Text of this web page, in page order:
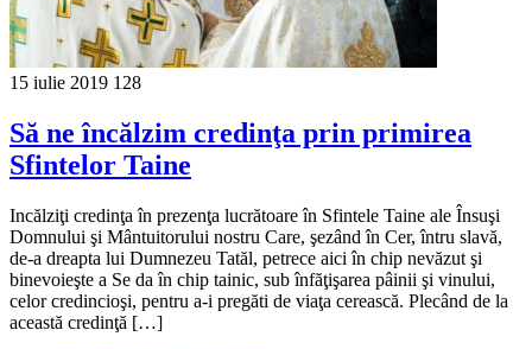
15 iulie 2019 128
Să ne încălzim credinţa prin primirea
Sfintelor Taine
Incălziţi credinţa în prezenţa lucrătoare în Sfintele Taine ale Însuşi
Domnului şi Mântuitorului nostru Care, şezând în Cer, întru slavă,
de-a dreapta lui Dumnezeu Tatăl, petrece aici în chip nevăzut şi
binevoieşte a Se da în chip tainic, sub înfăţişarea pâinii şi vinului,
celor credincioşi, pentru a-i pregăti de viaţa cerească. Plecând de la
această credinţă […]